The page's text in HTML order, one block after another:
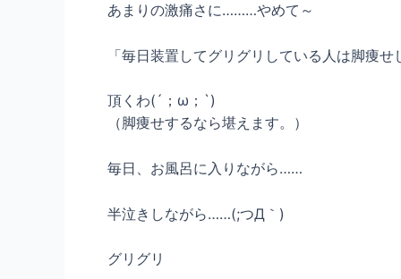
あまりの激痛さに………やめて～
「毎日装置してグリグリしている人は脚痩せ
頂くわ(´；ω；`)
（脚痩せするなら堪えます。）
毎日、お風呂に入りながら……
半泣きしながら……(;つД｀)
グリグリ